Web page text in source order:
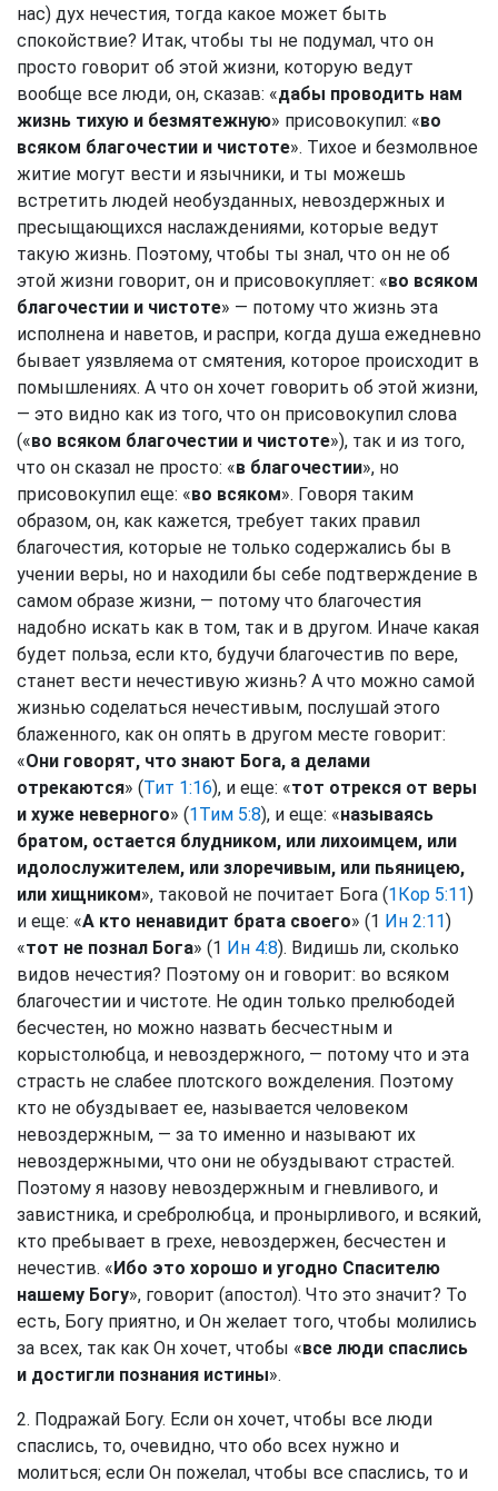
нас) дух нечестия, тогда какое может быть
спокойствие? Итак, чтобы ты не подумал, что он
просто говорит об этой жизни, которую ведут
вообще все люди, он, сказав: «дабы проводить нам
жизнь тихую и безмятежную» присовокупил: «во
всяком благочестии и чистоте». Тихое и безмолвное
житие могут вести и язычники, и ты можешь
встретить людей необузданных, невоздержных и
пресыщающихся наслаждениями, которые ведут
такую жизнь. Поэтому, чтобы ты знал, что он не об
этой жизни говорит, он и присовокупляет: «во всяком
благочестии и чистоте» — потому что жизнь эта
исполнена и наветов, и распри, когда душа ежедневно
бывает уязвляема от смятения, которое происходит в
помышлениях. А что он хочет говорить об этой жизни,
— это видно как из того, что он присовокупил слова
(«во всяком благочестии и чистоте»), так и из того,
что он сказал не просто: «в благочестии», но
присовокупил еще: «во всяком». Говоря таким
образом, он, как кажется, требует таких правил
благочестия, которые не только содержались бы в
учении веры, но и находили бы себе подтверждение в
самом образе жизни, — потому что благочестия
надобно искать как в том, так и в другом. Иначе какая
будет польза, если кто, будучи благочестив по вере,
станет вести нечестивую жизнь? А что можно самой
жизнью соделаться нечестивым, послушай этого
блаженного, как он опять в другом месте говорит:
«Они говорят, что знают Бога, а делами
отрекаются» (Тит 1:16), и еще: «тот отрекся от веры
и хуже неверного» (1Тим 5:8), и еще: «называясь
братом, остается блудником, или лихоимцем, или
идолослужителем, или злоречивым, или пьяницею,
или хищником», таковой не почитает Бога (1Кор 5:11)
и еще: «А кто ненавидит брата своего» (1 Ин 2:11)
«тот не познал Бога» (1 Ин 4:8). Видишь ли, сколько
видов нечестия? Поэтому он и говорит: во всяком
благочестии и чистоте. Не один только прелюбодей
бесчестен, но можно назвать бесчестным и
корыстолюбца, и невоздержного, — потому что и эта
страсть не слабее плотского вожделения. Поэтому
кто не обуздывает ее, называется человеком
невоздержным, — за то именно и называют их
невоздержными, что они не обуздывают страстей.
Поэтому я назову невоздержным и гневливого, и
завистника, и сребролюбца, и пронырливого, и всякий,
кто пребывает в грехе, невоздержен, бесчестен и
нечестив. «Ибо это хорошо и угодно Спасителю
нашему Богу», говорит (апостол). Что это значит? То
есть, Богу приятно, и Он желает того, чтобы молились
за всех, так как Он хочет, чтобы «все люди спаслись
и достигли познания истины».
2. Подражай Богу. Если он хочет, чтобы все люди
спаслись, то, очевидно, что обо всех нужно и
молиться; если Он пожелал, чтобы все спаслись, то и